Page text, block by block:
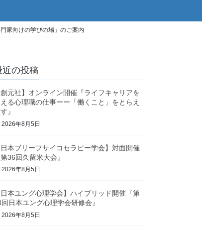
家向けの学びの場」のご案内
近の投稿
創元社】オンライン開催『ライフキャリアを
る心理職の仕事ーー「働くこと」をとらえ
』
2026年8月5日
日本ブリーフサイコセラピー学会】対面開催
第36回久留米大会』
2026年8月5日
日本ユング心理学会】ハイブリッド開催『第
回日本ユング心理学会研修会』
2026年8月5日